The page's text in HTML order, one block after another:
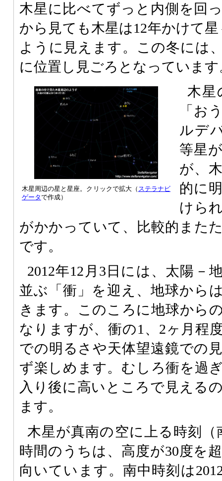
木星に比べてずっと内側を回
から見ても木星は12年かけて
ように見えます。この冬には
に位置し見ごろとなっています
木星周辺の星と星座。クリックで拡大（ ステラナビ
ゲータで作成）
木星
「お
ルデ
等星
が、
的に
けら
がかかっていて、比較的また
です。
2012年12月3日には、太陽－
並ぶ「衝」を迎え、地球から
きます。このころに地球から
なりますが、衝の1、2ヶ月程
での明るさや天体望遠鏡での
ず楽しめます。むしろ衝を過
入り後に高いところで見える
ます。
木星が真南の空に上る時刻（
時間のうちは、高度が30度を
向いています。南中時刻は